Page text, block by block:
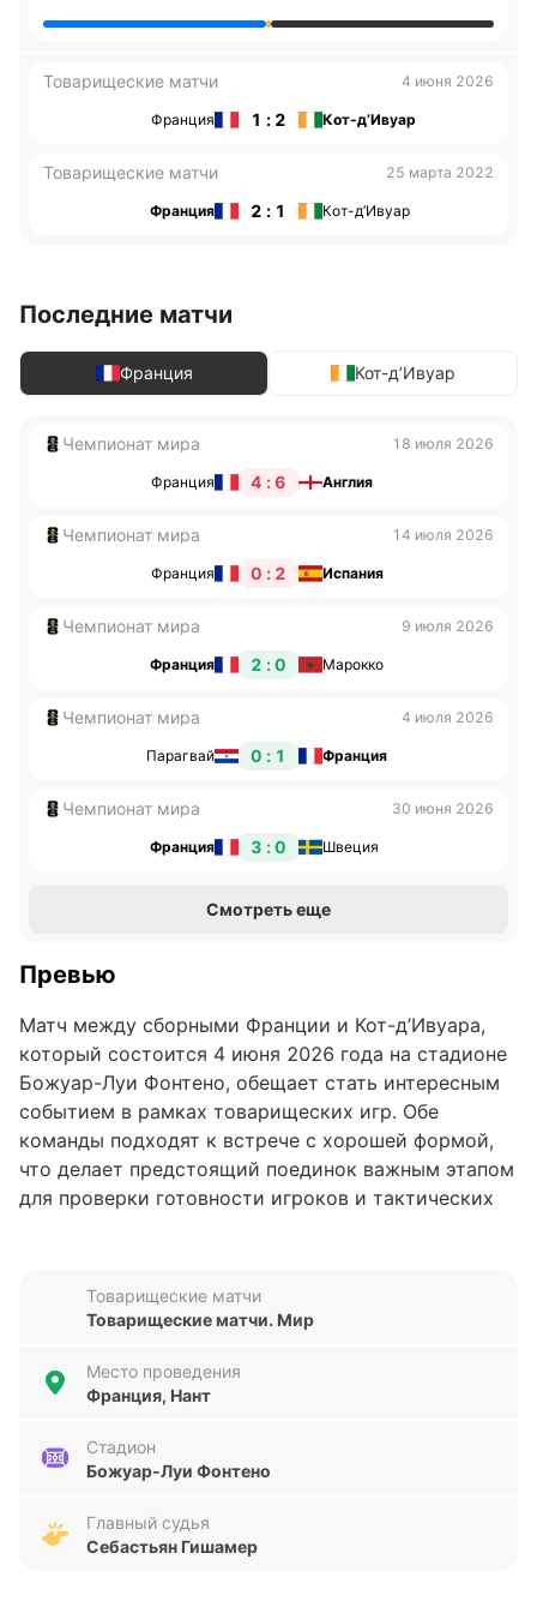
Товарищеские матчи 4 июня 2026
Франция 1 : 2 Кот-д’Ивуар
Товарищеские матчи 25 марта 2022
Франция 2 : 1 Кот-д’Ивуар
Последние матчи
Франция Кот-д’Ивуар
Чемпионат мира 18 июля 2026
Франция 4 : 6 Англия
Чемпионат мира 14 июля 2026
Франция 0 : 2 Испания
Чемпионат мира 9 июля 2026
Франция 2 : 0 Марокко
Чемпионат мира 4 июля 2026
Парагвай 0 : 1 Франция
Чемпионат мира 30 июня 2026
Франция 3 : 0 Швеция
Смотреть еще
Превью
Матч между сборными Франции и Кот-д’Ивуара,
который состоится 4 июня 2026 года на стадионе
Божуар-Луи Фонтено, обещает стать интересным
событием в рамках товарищеских игр. Обе
команды подходят к встрече с хорошей формой,
что делает предстоящий поединок важным этапом
для проверки готовности игроков и тактических
Франция демонстрирует стабильность в
зафиксировав одну ничью. За этот период команда
достаточно сбалансированной игре в атаке и
обороне. Кот-д’Ивуар также показывает неплохие
уступив лишь в одном матче. В их активе 13
забитых и 5 пропущенных голов. Обе команды
Товарищеские матчи
Товарищеские матчи. Мир
Место проведения
Франция, Нант
Стадион
Божуар-Луи Фонтено
Главный судья
Себастьян Гишамер